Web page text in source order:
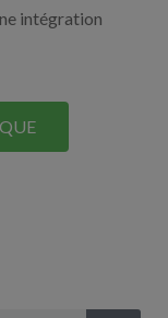
intégration